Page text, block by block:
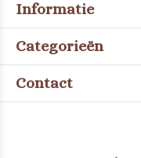
Informatie
Categorieën
Contact